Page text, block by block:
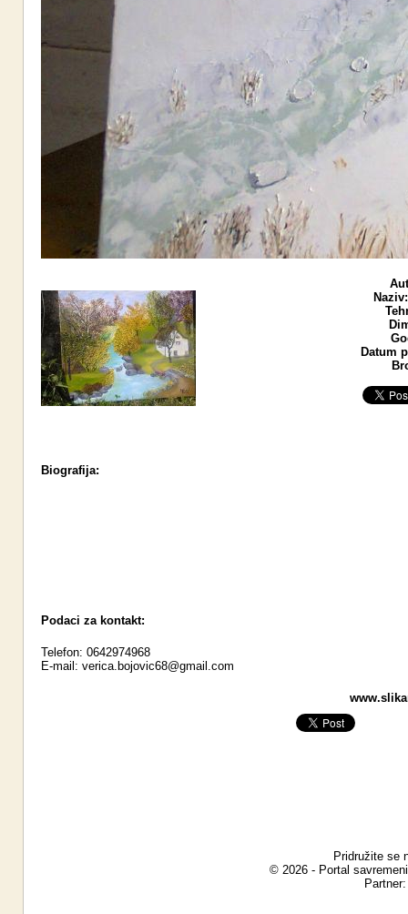
Naziv:
Datum
Biografija:
Podaci za kontakt:
Telefon: 0642974968
E-mail: verica.bojovic68@gmail.com
Pridružite se
© 2026 - Portal